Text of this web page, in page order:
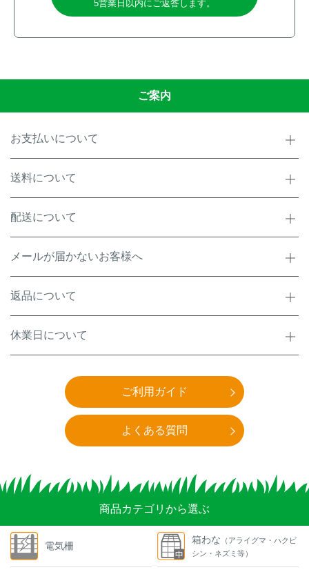
5営業日以内にご返答します。
ご案内
お支払いについて
送料について
配送について
メールが届かないお客様へ
返品について
休業日について
ご利用ガイド
よくある質問
商品カテゴリから選ぶ
電気柵
箱わな （アライグマ・ハクビ
シン・ネズミ等）